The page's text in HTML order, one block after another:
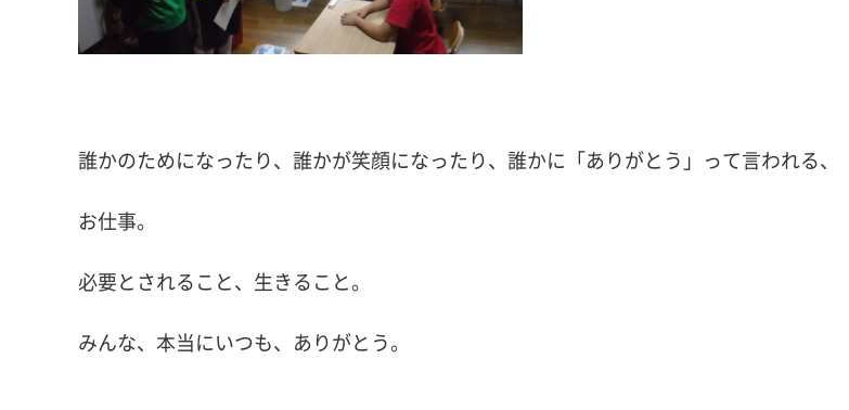
誰かのためになったり、誰かが笑顔になったり、誰かに「ありがとう」って言われる、
お仕事。
必要とされること、生きること。
みんな、本当にいつも、ありがとう。